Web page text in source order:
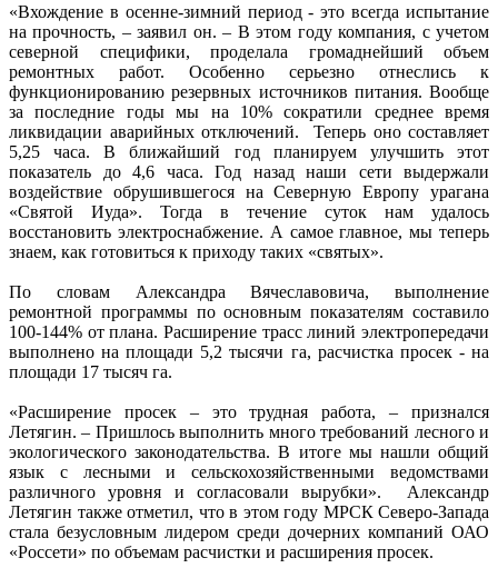
«Вхождение в осенне-зимний период - это всегда испытание
на прочность, – заявил он. – В этом году компания, с учетом
северной специфики, проделала громаднейший объем
ремонтных работ. Особенно серьезно отнеслись к
функционированию резервных источников питания. Вообще
за последние годы мы на 10% сократили среднее время
ликвидации аварийных отключений. Теперь оно составляет
5,25 часа. В ближайший год планируем улучшить этот
показатель до 4,6 часа. Год назад наши сети выдержали
воздействие обрушившегося на Северную Европу урагана
«Святой Иуда». Тогда в течение суток нам удалось
восстановить электроснабжение. А самое главное, мы теперь
знаем, как готовиться к приходу таких «святых».
По словам Александра Вячеславовича, выполнение
ремонтной программы по основным показателям составило
100-144% от плана. Расширение трасс линий электропередачи
выполнено на площади 5,2 тысячи га, расчистка просек - на
площади 17 тысяч га.
«Расширение просек – это трудная работа, – признался
Летягин. – Пришлось выполнить много требований лесного и
экологического законодательства. В итоге мы нашли общий
язык с лесными и сельскохозяйственными ведомствами
различного уровня и согласовали вырубки». Александр
Летягин также отметил, что в этом году МРСК Северо-Запада
стала безусловным лидером среди дочерних компаний ОАО
«Россети» по объемам расчистки и расширения просек.